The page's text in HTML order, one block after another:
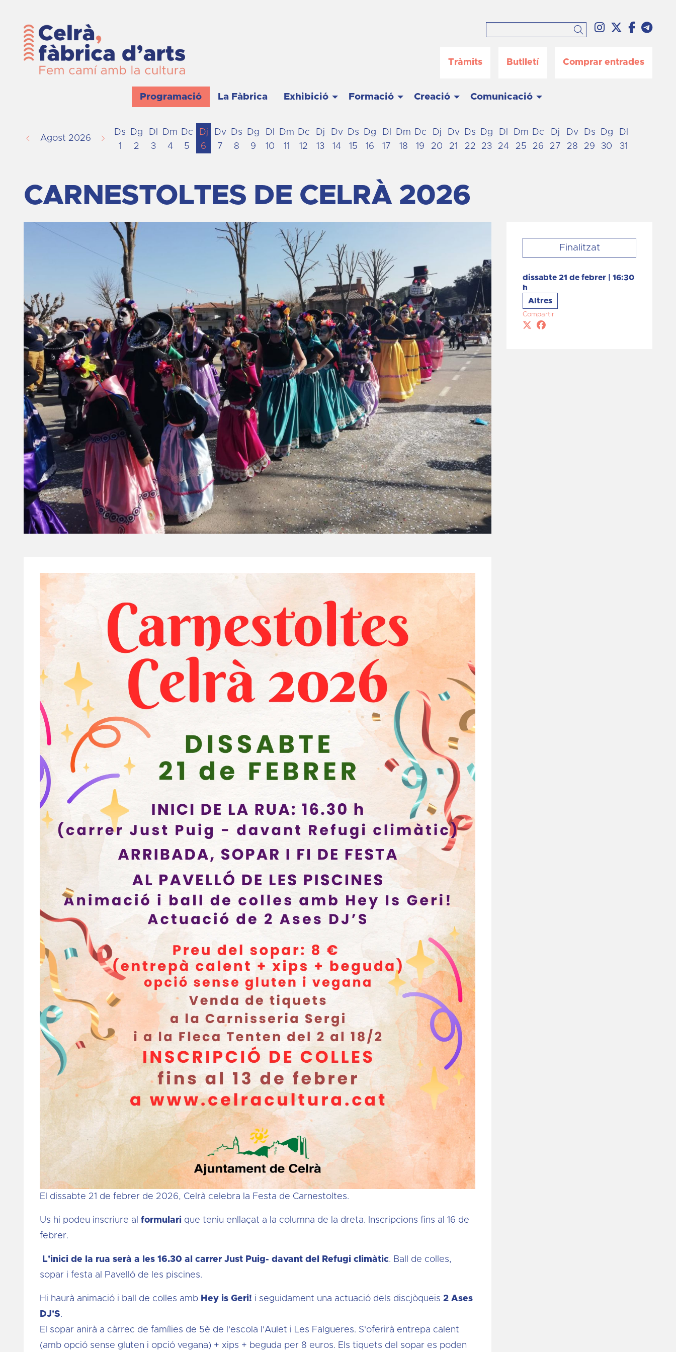
Link aLink a
Link a
Cercar
Comprar entrades
Butlletí
Tràmits
Programació La Fàbrica Exhibició Formació Creació Comunicació
Agost 2026
Ds
1
Dg
2
Dl
3
Dm
4
Dc
5
Dj
6
Dv
7
Ds
8
Dg
9
Dl
10
Dm
11
Dc
12
Dj
13
Dv
14
Ds
15
Dg
16
Dl
17
Dm
18
Dc
19
Dj
20
Dv
21
Ds
22
Dg
23
Dl
24
Dm
25
Dc
26
Dj
27
Dv
28
Ds
29
Dg
30
Dl
31
CARNESTOLTES DE CELRÀ 2026
Finalitzat
dissabte 21 de febrer
16:30
h
Altres
Compartir
El dissabte 21 de febrer de 2026, Celrà celebra la Festa de Carnestoltes.
Us hi podeu inscriure al formulari que teniu enllaçat a la columna de la dreta. Inscripcions fins al 16 de
febrer.
L'inici de la rua serà a les 16.30 al carrer Just Puig- davant del Refugi climàtic. Ball de colles,
sopar i festa al Pavelló de les piscines.
Hi haurà animació i ball de colles amb Hey is Geri! i seguidament una actuació dels discjòqueis 2 Ases
DJ'S.
El sopar anirà a càrrec de famílies de 5è de l'escola l'Aulet i Les Falgueres. S'oferirà entrepa calent
(amb opció sense gluten i opció vegana) + xips + beguda per 8 euros. Els tiquets del sopar es poden